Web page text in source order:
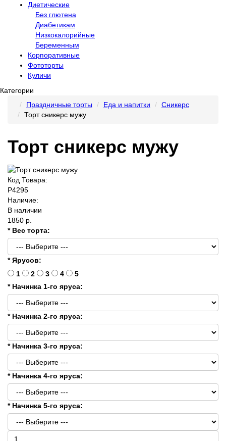
Диетические
Без глютена
Диабетикам
Низкокалорийные
Беременным
Корпоративные
Фототорты
Куличи
Категории
Праздничные торты
Еда и напитки
Сникерс
Торт сникерс мужу
Торт сникерс мужу
Код Товара:
P4295
Наличие:
В наличии
1850 р.
* Вес торта:
* Ярусов:
1
2 3 4
5
* Начинка 1-го яруса:
* Начинка 2-го яруса:
* Начинка 3-го яруса:
* Начинка 4-го яруса:
* Начинка 5-го яруса: